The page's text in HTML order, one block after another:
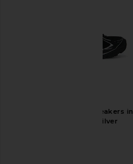
Asics GT-2160 Sneakers in
Black & Pure Silver